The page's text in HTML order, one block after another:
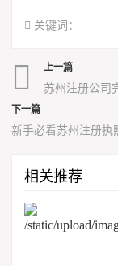
关键词：
上一篇
苏州注册公司
下一篇
相关推荐